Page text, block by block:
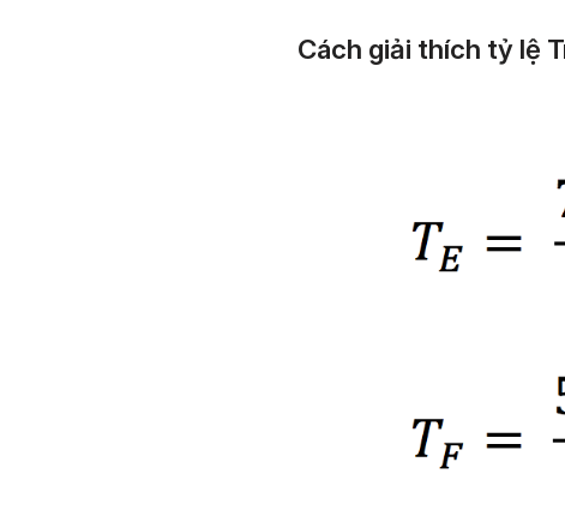
Cách giải thích tỷ lệ